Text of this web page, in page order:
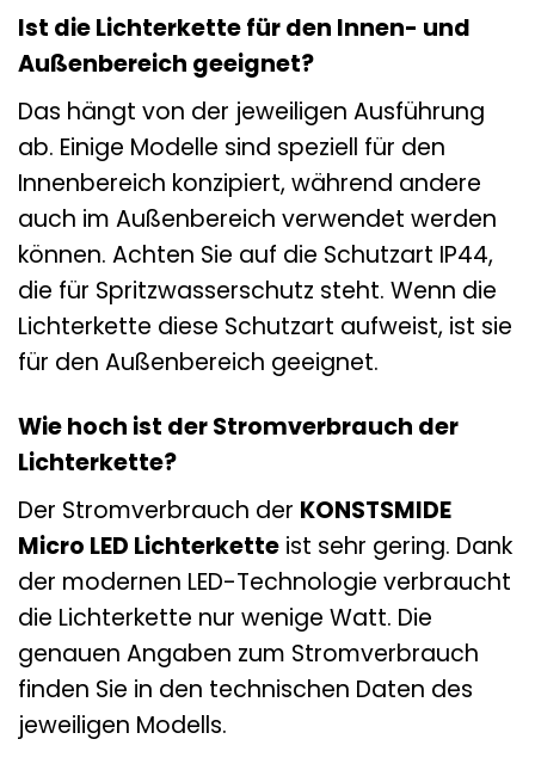
Ist die Lichterkette für den Innen- und
Außenbereich geeignet?
Das hängt von der jeweiligen Ausführung
ab. Einige Modelle sind speziell für den
Innenbereich konzipiert, während andere
auch im Außenbereich verwendet werden
können. Achten Sie auf die Schutzart IP44,
die für Spritzwasserschutz steht. Wenn die
Lichterkette diese Schutzart aufweist, ist sie
für den Außenbereich geeignet.
Wie hoch ist der Stromverbrauch der
Lichterkette?
Der Stromverbrauch der KONSTSMIDE
Micro LED Lichterkette ist sehr gering. Dank
der modernen LED-Technologie verbraucht
die Lichterkette nur wenige Watt. Die
genauen Angaben zum Stromverbrauch
finden Sie in den technischen Daten des
jeweiligen Modells.